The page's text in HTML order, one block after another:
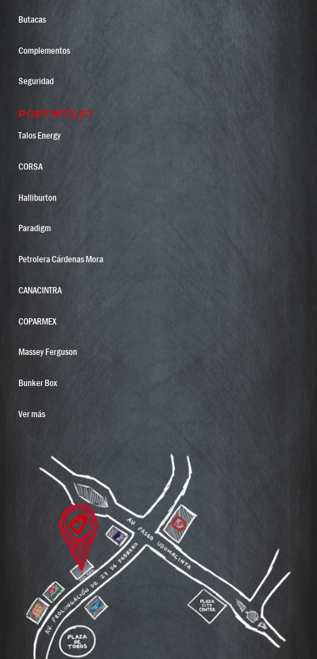
Butacas
Complementos
Seguridad
PORTAFOLIO
Talos Energy
CORSA
Halliburton
Paradigm
Petrolera Cárdenas Mora
CANACINTRA
COPARMEX
Massey Ferguson
Bunker Box
Ver más